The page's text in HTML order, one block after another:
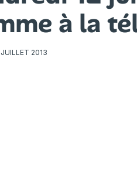
à la
JUILLET 2013